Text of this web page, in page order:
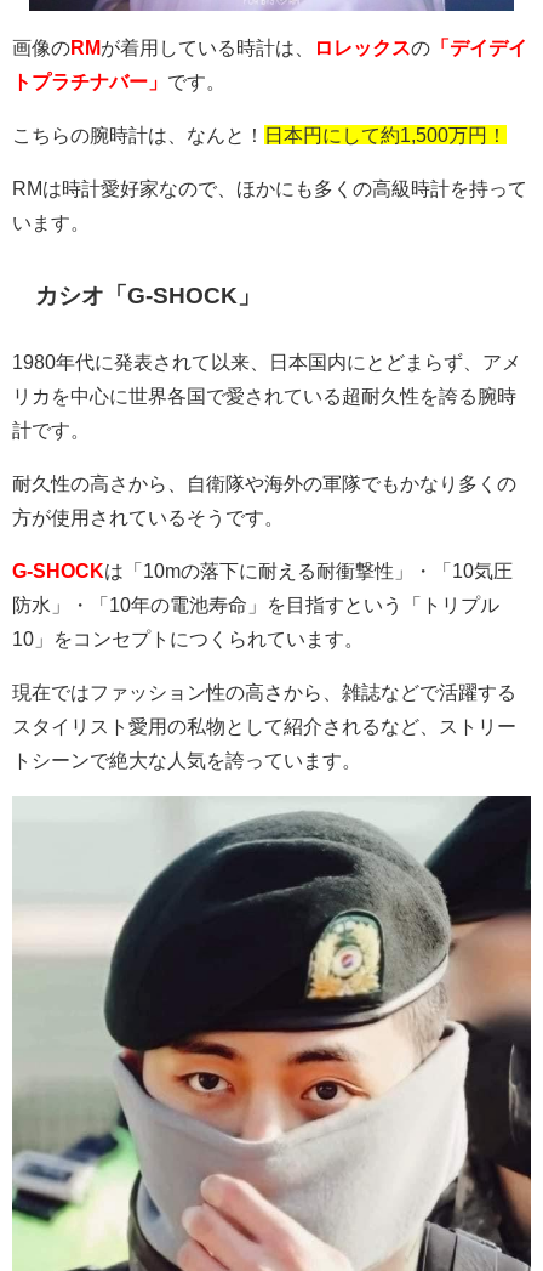
画像のRMが着用している時計は、 ロレックスの 「デイデイ
トプラチナバー」 です。
こちらの腕時計は、なんと！ 日本円にして約1,500万円！
RMは時計愛好家なので、ほかにも多くの高級時計を持って
います。
カシオ「G-SHOCK」
1980年代に発表されて以来、日本国内にとどまらず、アメ
リカを中心に世界各国で愛されている超耐久性を誇る腕時
計です。
耐久性の高さから、自衛隊や海外の軍隊でもかなり多くの
方が使用されているそうです。
G-SHOCKは「 10mの落下に耐える耐衝撃性」・「 10気圧
防水」・「 10年の電池寿命」を目指すという「トリプル
10 」をコンセプトにつくられています。
現在ではファッション性の高さから、雑誌などで活躍する
スタイリスト愛用の私物として紹介されるなど、ストリー
トシーンで絶大な人気を誇っています。